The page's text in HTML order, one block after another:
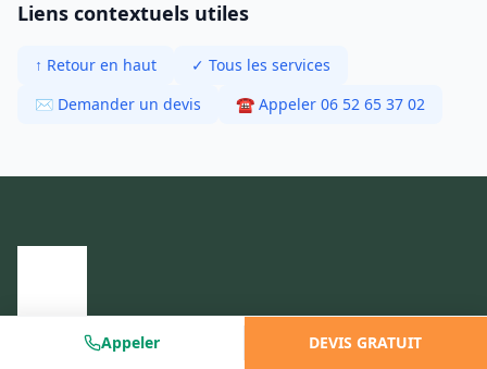
Liens contextuels utiles
↑ Retour en haut
✓ Tous les services
✉ Demander un devis
☎ Appeler 06 52 65 37 02
Spécialiste pour élaguer à Meylan, jardinage, nettoyage de
Appeler DEVIS GRATUIT